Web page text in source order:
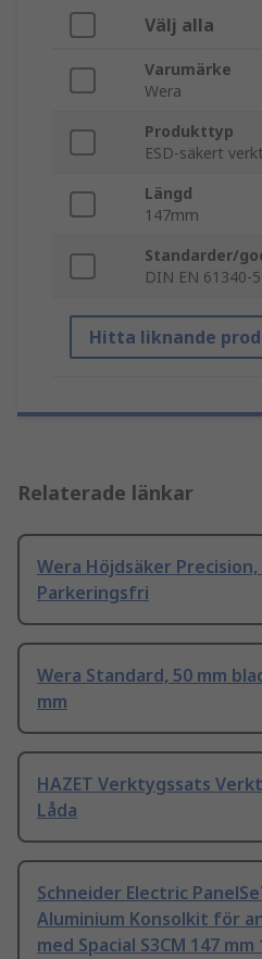
Välj alla
Varumärke
Wera
Produkttyp
ESD-säkert
Längd
147mm
Standarder/
DIN EN 61340-
Hitta liknande
Relaterade länkar
Wera Höjdsäker Precision,
Parkeringsfri
Wera Standard, 50 mm
mm
HAZET Verktygssats
Låda
Schneider Electric
Aluminium Konsolkit för
med Spacial S3CM 147 mm